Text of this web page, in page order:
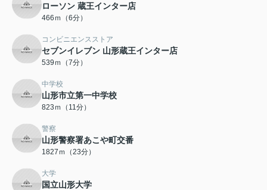
ローソン 蔵王インター店
466ｍ（6分）
コンビニエンスストア
セブンイレブン 山形蔵王インター店
539ｍ（7分）
中学校
山形市立第一中学校
823ｍ（11分）
警察
山形警察署あこや町交番
1827ｍ（23分）
大学
国立山形大学